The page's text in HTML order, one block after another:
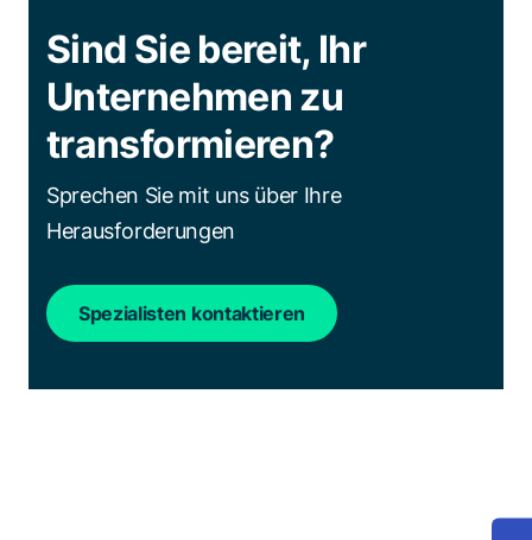
Sind Sie bereit, Ihr
Unternehmen zu
transformieren?
Sprechen Sie mit uns über Ihre
Herausforderungen
Spezialisten kontaktieren